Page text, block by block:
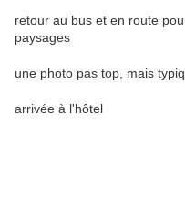
retour au bus et en route
paysages
une photo pas top, mais
arrivée à l'hôtel